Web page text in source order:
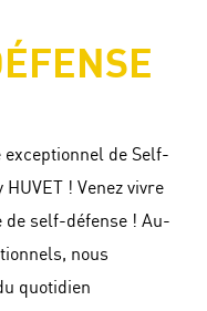
exceptionnel de Self-
! Venez vivre
de self-défense ! Au-
nous
quotidien